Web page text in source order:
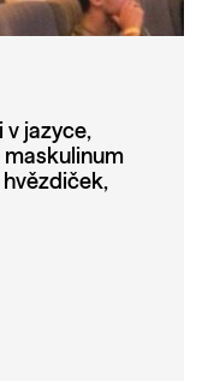
v jazyce,
maskulinum